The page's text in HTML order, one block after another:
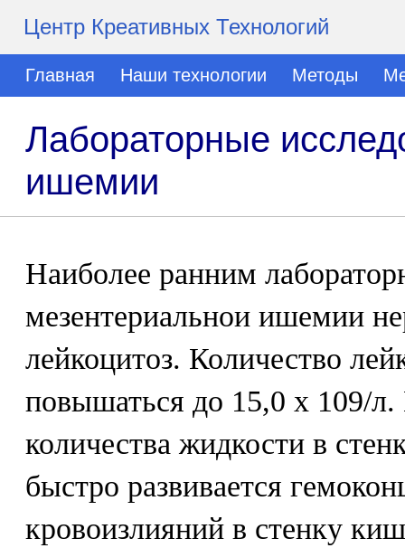
Центр Креативных Технологий
Главная Наши технологии Методы
Лабораторные
ишемии
Наиболее ранним
мезентериальнои ишемии
лейкоцитоз. Количество
повышаться до 15,0 х 109/
количества жидкости в
быстро развивается
кровоизлияний в стенку